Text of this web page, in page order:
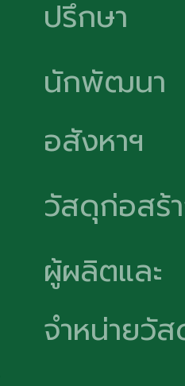
ปรึกษา
นักพัฒนา
อสังหาฯ
วัสดุก่อสร้
ผู้ผลิตและ
จำหน่ายวั